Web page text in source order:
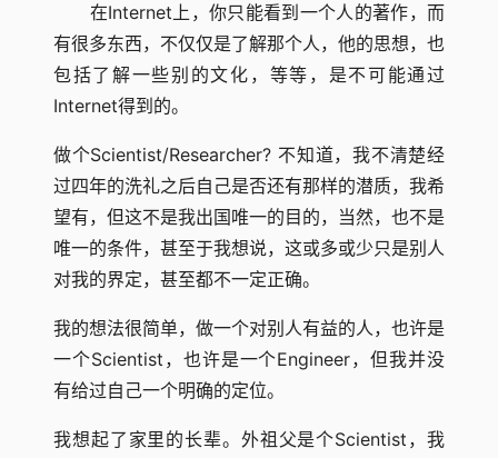
在Internet上，你只能看到一个人的著作，而
有很多东西，不仅仅是了解那个人，他的思想，也
包括了解一些别的文化，等等，是不可能通过
Internet得到的。
做个Scientist/Researcher? 不知道，我不清楚经
过四年的洗礼之后自己是否还有那样的潜质，我希
望有，但这不是我出国唯一的目的，当然，也不是
唯一的条件，甚至于我想说，这或多或少只是别人
对我的界定，甚至都不一定正确。
我的想法很简单，做一个对别人有益的人，也许是
一个Scientist，也许是一个Engineer，但我并没
有给过自己一个明确的定位。
我想起了家里的长辈。外祖父是个Scientist，我